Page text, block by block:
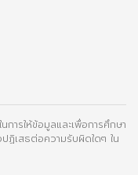
ารให้ข้อมูลและเพื่อการศึกษา
ฏิเสธต่อความรับผิดใดๆ ใน